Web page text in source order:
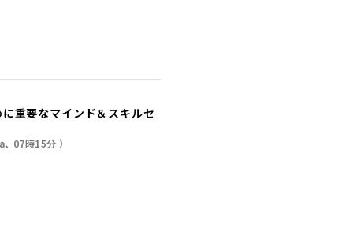
重要なマインド＆スキルセ
07時15分